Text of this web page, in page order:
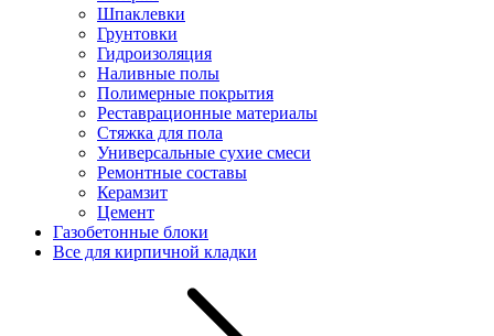
Шпаклевки
Грунтовки
Гидроизоляция
Наливные полы
Полимерные покрытия
Реставрационные материалы
Стяжка для пола
Универсальные сухие смеси
Ремонтные составы
Керамзит
Цемент
Газобетонные блоки
Все для кирпичной кладки